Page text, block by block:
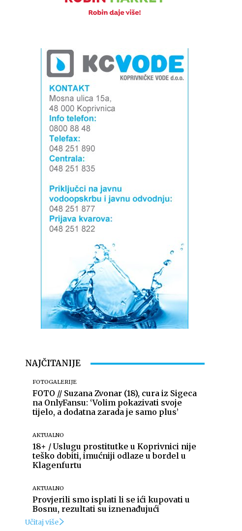
NAJČITANIJE
FOTOGALERIJE
FOTO // Suzana Zvonar (18), cura iz Sigeca
na OnlyFansu: ‘Volim pokazivati svoje
tijelo, a dodatna zarada je samo plus’
AKTUALNO
18+ / Uslugu prostitutke u Koprivnici nije
teško dobiti, imućniji odlaze u bordel u
Klagenfurtu
AKTUALNO
Provjerili smo isplati li se ići kupovati u
Bosnu, rezultati su iznenađujući
Učitaj više